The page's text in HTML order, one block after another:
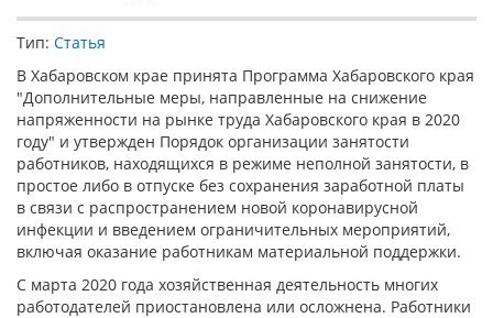
ВСТРЕЧИ С ГУБЕРНАТОРОМ КРАЯ
РЫНОК ТРУДА
ОБЗОР ИЗМЕНЕНИЙ ЗАКОНОДАТЕЛЬСТВА
АНАЛИТИКА РСПП
ОБСУЖДЕНИЕ ПРОЕКТОВ НПА КРАЯ
"ЧАС ТРУДА" НА РАДИО "ВОСТОК-РОССИИ"
Тип: Статья
В Хабаровском крае принята Программа Хабаровского края
"Дополнительные меры, направленные на снижение
напряженности на рынке труда Хабаровского края в 2020
году" и утвержден Порядок организации занятости
работников, находящихся в режиме неполной занятости, в
простое либо в отпуске без сохранения заработной платы
в связи с распространением новой коронавирусной
инфекции и введением ограничительных мероприятий,
включая оказание работникам материальной поддержки.
С марта 2020 года хозяйственная деятельность многих
работодателей приостановлена или осложнена. Работники